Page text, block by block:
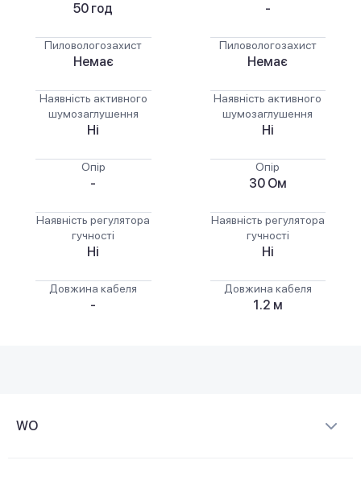
50 год
Пиловологозахист
Немає
Наявність активного
шумозаглушення
Ні
Опір
-
Наявність регулятора
гучності
Ні
Довжина кабеля
-
-
Пиловологозахист
Немає
Наявність активного
шумозаглушення
Ні
Опір
30 Ом
Наявність регулятора
гучності
Ні
Довжина кабеля
1.2 м
WO